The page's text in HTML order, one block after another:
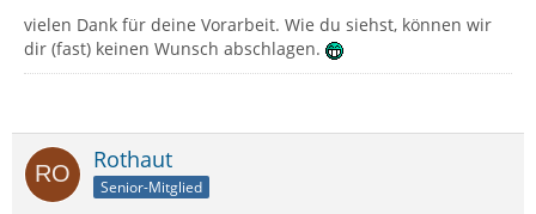
vielen Dank für deine Vorarbeit. Wie du siehst, können wir
dir (fast) keinen Wunsch abschlagen.
Rothaut
Senior-Mitglied